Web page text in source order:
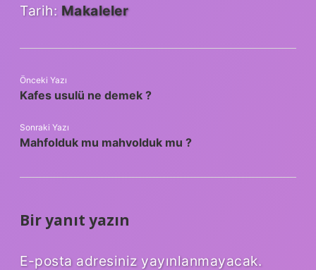
Tarih: Makaleler
Önceki Yazı
Kafes usulü ne demek ?
Sonraki Yazı
Mahfolduk mu mahvolduk mu ?
Bir yanıt yazın
E-posta adresiniz yayınlanmayacak.